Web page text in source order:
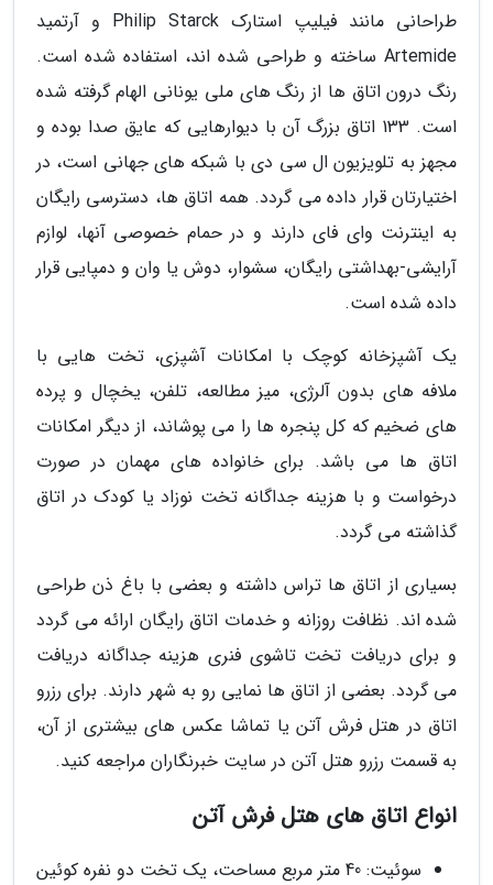
طراحانی مانند فیلیپ استارک Philip Starck و آرتمید
Artemide ساخته و طراحی شده اند، استفاده شده است.
رنگ درون اتاق ها از رنگ های ملی یونانی الهام گرفته شده
است. 133 اتاق بزرگ آن با دیوارهایی که عایق صدا بوده و
مجهز به تلویزیون ال سی دی با شبکه های جهانی است، در
اختیارتان قرار داده می گردد. همه اتاق ها، دسترسی رایگان
به اینترنت وای فای دارند و در حمام خصوصی آنها، لوازم
آرایشی-بهداشتی رایگان، سشوار، دوش یا وان و دمپایی قرار
داده شده است.
یک آشپزخانه کوچک با امکانات آشپزی، تخت هایی با
ملافه های بدون آلرژی، میز مطالعه، تلفن، یخچال و پرده
های ضخیم که کل پنجره ها را می پوشاند، از دیگر امکانات
اتاق ها می باشد. برای خانواده های مهمان در صورت
درخواست و با هزینه جداگانه تخت نوزاد یا کودک در اتاق
گذاشته می گردد.
بسیاری از اتاق ها تراس داشته و بعضی با باغ ذن طراحی
شده اند. نظافت روزانه و خدمات اتاق رایگان ارائه می گردد
و برای دریافت تخت تاشوی فنری هزینه جداگانه دریافت
می گردد. بعضی از اتاق ها نمایی رو به شهر دارند. برای رزرو
اتاق در هتل فرش آتن یا تماشا عکس های بیشتری از آن،
به قسمت رزرو هتل آتن در سایت خبرنگاران مراجعه کنید.
انواع اتاق های هتل فرش آتن
سوئیت: 40 متر مربع مساحت، یک تخت دو نفره کوئین